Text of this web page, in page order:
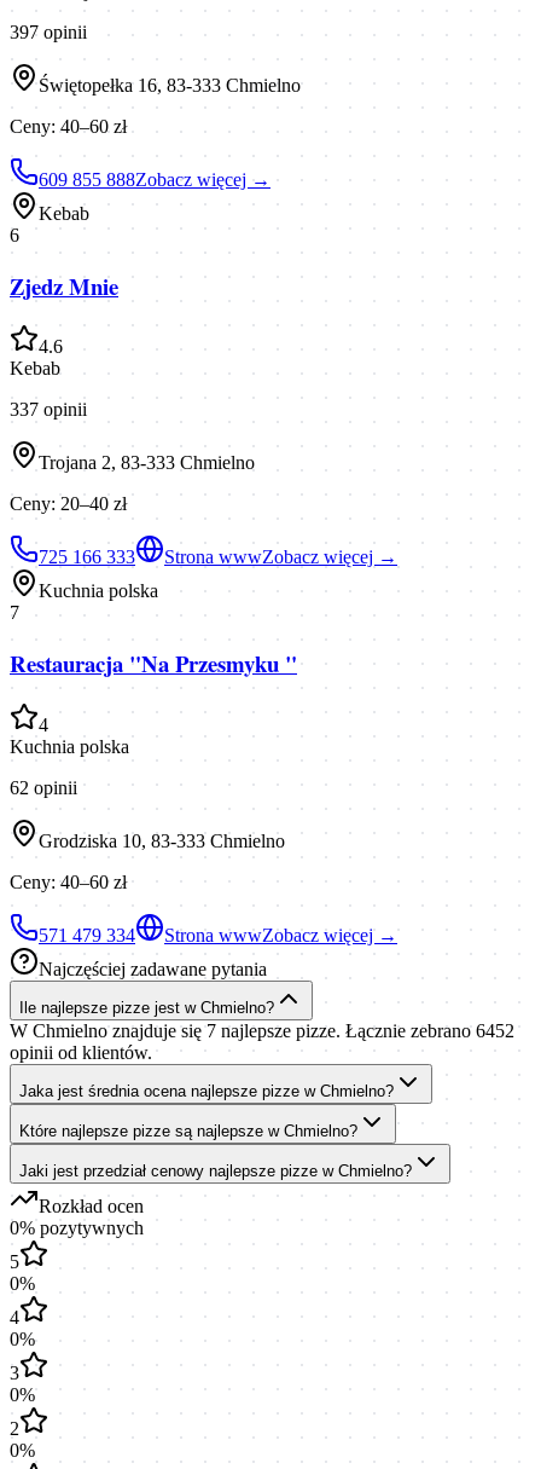
397 opinii
Świętopełka 16, 83-333 Chmielno
Ceny:40–60 zł
609 855 888Zobacz więcej →
Kebab
6
Zjedz Mnie
4.6
Kebab
337 opinii
Trojana 2, 83-333 Chmielno
Ceny: 20–40 zł
725 166 333 Strona wwwZobacz więcej →
Kuchnia polska
7
Restauracja "Na Przesmyku "
4
Kuchnia polska
62 opinii
Grodziska 10, 83-333 Chmielno
Ceny:40–60 zł
571 479 334 Strona wwwZobacz więcej →
Najczęściej zadawane pytania
Ile najlepsze pizze jest w Chmielno?
W Chmielno znajduje się 7 najlepsze pizze. Łącznie zebrano 6452
opinii od klientów.
Jaka jest średnia ocena najlepsze pizze w Chmielno?
Które najlepsze pizze są najlepsze w Chmielno?
Jaki jest przedział cenowy najlepsze pizze w Chmielno?
Rozkład ocen
0% pozytywnych
5
0%
4
0%
3
0%
2
0%